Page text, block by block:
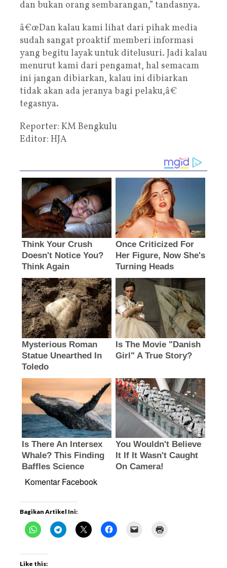
dan bukan orang sembarangan,” tandasnya.
â€œDan kalau kami lihat dari pihak media
sudah sangat proaktif memberi informasi
yang begitu layak untuk ditelusuri. Jadi kalau
menurut kami dari pengamat, hal semacam
ini jangan dibiarkan, kalau ini dibiarkan
tidak akan ada jeranya bagi pelaku,â€
tegasnya.
Reporter: KM Bengkulu
Editor: HJA
Komentar Facebook
Bagikan Artikel Ini:
Like this: